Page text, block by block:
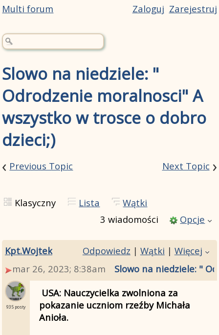
Multi forum Zaloguj Zarejestruj
Slowo na niedziele: "
Odrodzenie moralnosci" A
wszystko w trosce o dobro
dzieci;)
‹ Previous Topic Next Topic ›
Klasyczny Lista
Wątki
3 wiadomości
Opcje
Kpt.Wojtek Odpowiedz | Wątki | Więcej
mar 26, 2023; 8:38am
Slowo na niedziele: "
935 posty
USA: Nauczycielka zwolniona za
pokazanie uczniom rzeźby Michała
Anioła.